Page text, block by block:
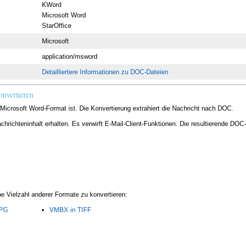
KWord
Microsoft Word
StarOffice
Microsoft
application/msword
Detailliertere Informationen zu DOC-Dateien
Word-Format ist. Die Konvertierung extrahiert die Nachricht nach DOC.
erhalten. Es verwirft E-Mail-Client-Funktionen. Die resultierende
Vielzahl anderer Formate zu konvertieren:
VMBX in TIFF